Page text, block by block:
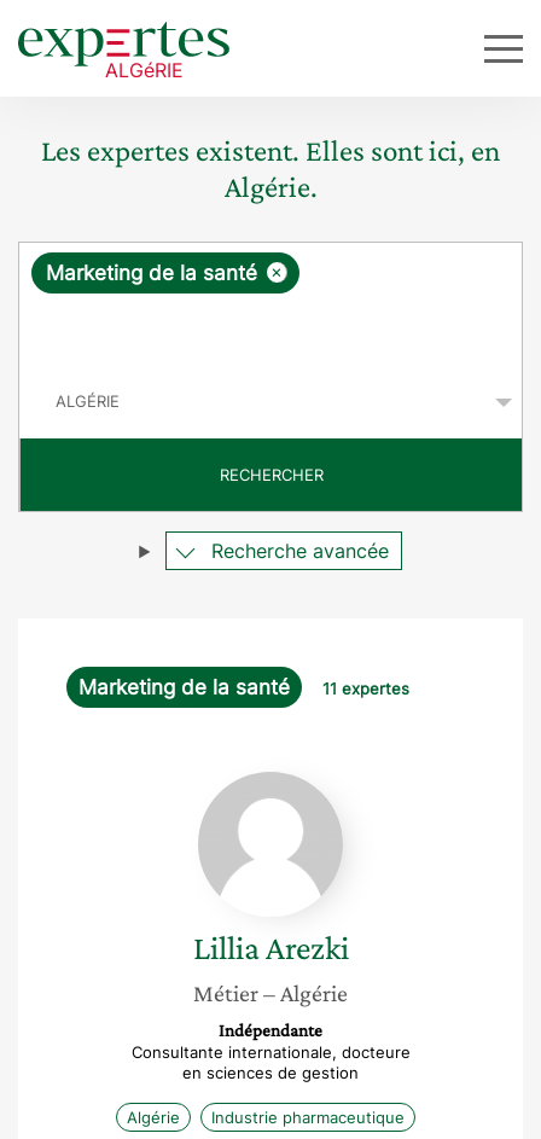
Les expertes existent. Elles sont ici, en
Algérie.
R
ê
e
×
Marketing de la santé
RECHERCHER
Recherche avancée
Marketing de la santé 11 expertes
Lillia
Arezki
LilliaArezki
Métier– Algérie
Indépendante
Consultante internationale, docteure
en sciences de gestion
Algérie Industrie pharmaceutique